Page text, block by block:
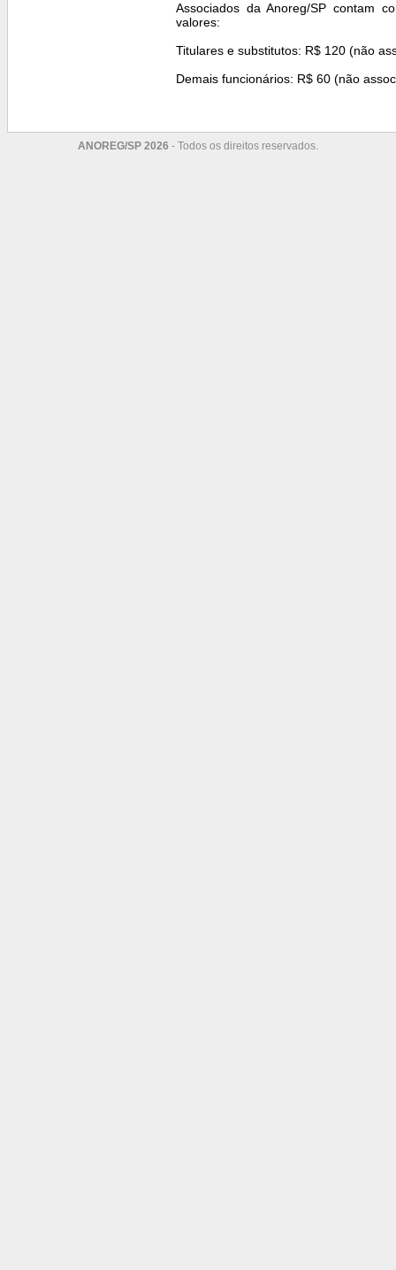
Associados da Anoreg/SP contam
valores:
Titulares e substitutos: R$ 120 (não
Demais funcionários: R$ 60 (não
ANOREG/SP 2026 - Todos os direitos reservados.